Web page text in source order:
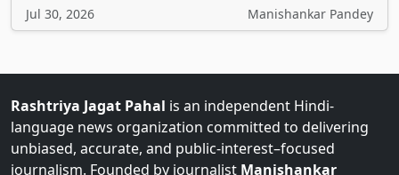
Jul 30, 2026 Manishankar Pandey
Rashtriya Jagat Pahal is an independent Hindi-
language news organization committed to delivering
unbiased, accurate, and public-interest–focused
journalism. Founded by journalist Manishankar